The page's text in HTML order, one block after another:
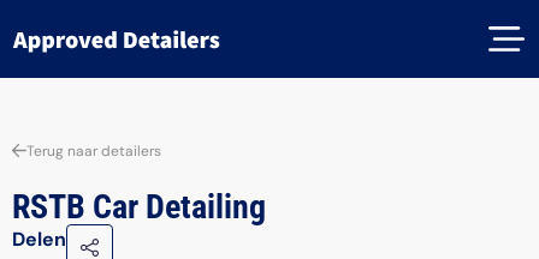
Terug naar detailers
RSTB Car Detailing
Delen